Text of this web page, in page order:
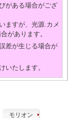
がある場合がござ
ますが、光源.カメ
があります。
差が生じる場合が
たします。
モリオン